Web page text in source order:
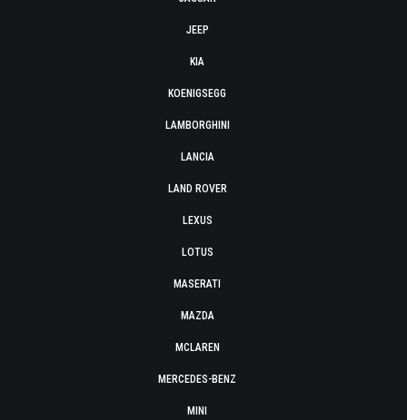
JEEP
KIA
KOENIGSEGG
LAMBORGHINI
LANCIA
LAND ROVER
LEXUS
LOTUS
MASERATI
MAZDA
MCLAREN
MERCEDES-BENZ
MINI